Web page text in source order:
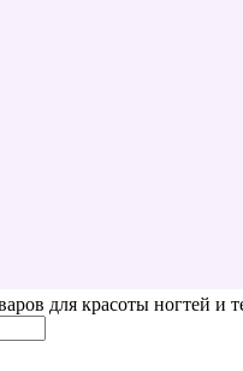
для красоты ногтей и